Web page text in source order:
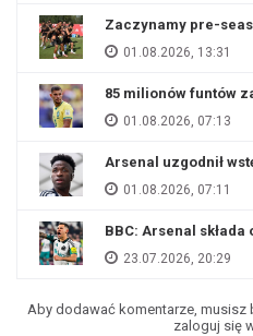
Zaczynamy pre-
01.08.2026, 13:31
85 milionów funtów
01.08.2026, 07:13
Arsenal uzgodnił
01.08.2026, 07:11
BBC: Arsenal
23.07.2026, 20:29
Aby dodawać komentarze, musisz
zaloguj się